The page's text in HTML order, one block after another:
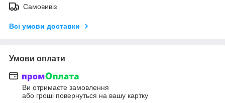
Самовивіз
Всі умови доставки
Умови оплати
Ви отримаєте замовлення
або гроші повернуться на вашу картку